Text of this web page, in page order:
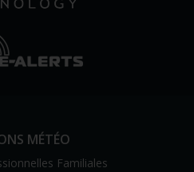
MÉTÉO
Familiales